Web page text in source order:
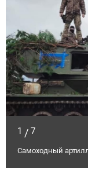
1 / 7
Самоходный